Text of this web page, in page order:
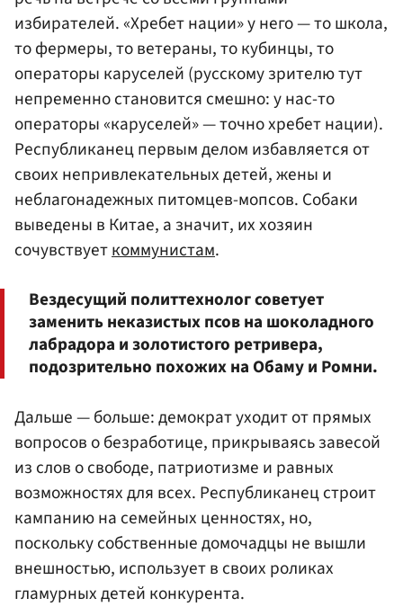
избирателей. «Хребет нации» у него — то школа,
то фермеры, то ветераны, то кубинцы, то
операторы каруселей (русскому зрителю тут
непременно становится смешно: у нас-то
операторы «каруселей» — точно хребет нации).
Республиканец первым делом избавляется от
своих непривлекательных детей, жены и
неблагонадежных питомцев-мопсов. Собаки
выведены в Китае, а значит, их хозяин
сочувствуеткоммунистам.
Вездесущий политтехнолог советует
заменить неказистых псов на шоколадного
лабрадора и золотистого ретривера,
подозрительно похожих на Обаму и Ромни.
Дальше — больше: демократ уходит от прямых
вопросов о безработице, прикрываясь завесой
из слов о свободе, патриотизме и равных
возможностях для всех. Республиканец строит
кампанию на семейных ценностях, но,
поскольку собственные домочадцы не вышли
внешностью, использует в своих роликах
гламурных детей конкурента.